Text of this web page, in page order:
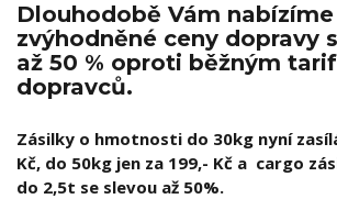
Dlouhodobě Vám nabízíme
zvýhodněné ceny dopravy
až 50 % oproti běžným
dopravců.
Zásilky o hmotnosti do 30kg nyní
Kč, do 50kg jen za 199,- Kč a cargo
do 2,5t se slevou až 50%.